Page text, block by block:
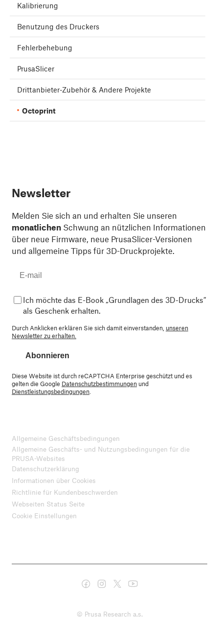
Kalibrierung
Benutzung des Druckers
Fehlerbehebung
PrusaSlicer
Drittanbieter-Zubehör & Andere Projekte
Octoprint
Newsletter
Melden Sie sich an und erhalten Sie unseren
monatlichen Schwung an nützlichen Informationen
über neue Firmware, neue PrusaSlicer-Versionen
und allgemeine Tipps für 3D-Druckprojekte.
Ich möchte das E-Book „Grundlagen des 3D-Drucks“
als Geschenk erhalten.
Durch Anklicken erklären Sie sich damit einverstanden, unseren
Newsletter zu erhalten.
Abonnieren
Diese Website ist durch reCAPTCHA Enterprise geschützt und es
gelten die Google Datenschutzbestimmungen und
Dienstleistungsbedingungen
Allgemeine Geschäftsbedingungen
Allgemeine Geschäfts- und Nutzungsbedingungen für die
PRUSA-Websites
Datenschutzerklärung
Informationen über Cookies
Richtlinie für Kundenbeschwerden
Webseiten Status Seite
Cookie Einstellungen
© Prusa Research a.s.